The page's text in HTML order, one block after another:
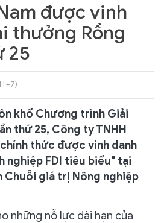
được vinh
thưởng Rồng
25
khổ Chương trình Giải
thứ 25, Công ty TNHH
thức được vinh danh
nghiệp FDI tiêu biểu" tại
Chuỗi giá trị Nông nghiệp
những nỗ lực dài hạn của